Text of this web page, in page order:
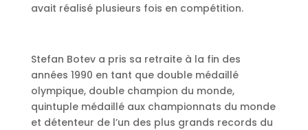
avait réalisé plusieurs fois en compétition.
Stefan Botev a pris sa retraite à la fin des
années 1990 en tant que double médaillé
olympique, double champion du monde,
quintuple médaillé aux championnats du monde
et détenteur de l’un des plus grands records du